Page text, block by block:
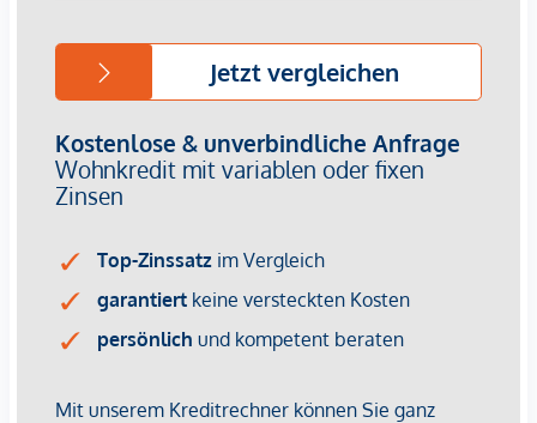
damit hohes Wertsteigerungs- und Zukunftspotential in sich
trägt. Auf Anfrage übermitteln wir gerne die für Anleger
ÜBER DEN DÄCHERN DES ELISENVIERTELS – TOP 31Diese
exklusive Dachgeschosswohnung steht für zeitlose
Architektur, hochwertige Materialien und ein Wohngefühl,
Wohnfläche, einer Terrasse von ca. 28 m² und einem
beeindruckenden Dachgarten von über 100 m² bietet sie
Großzügigkeit, Licht und höchsten Komfort. Sie liegt im